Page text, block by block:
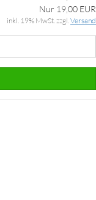
Nur 19,00 EUR
inkl. 19% MwSt. zzgl.Versand